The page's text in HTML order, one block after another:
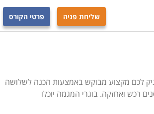
שליחת פניה פרטי הקורס
לכם מקצוע מבוקש באמצעות הכנה לשלושה
רכש ואחזקה. בוגרי המגמה יוכלו